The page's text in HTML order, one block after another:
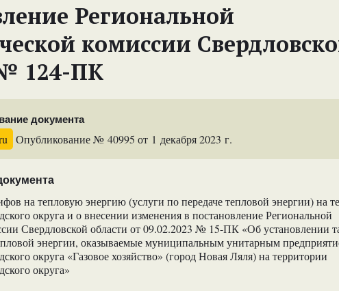
Региональной
комиссии
124-ПК
документа
Опубликование № 40995 от 1 декабря 2023 г.
на тепловую энергию (услуги по передаче тепловой энергии) на
округа и о внесении изменения в постановление Региональной
Свердловской области от 09.02.2023 № 15-ПК «Об установлении
энергии, оказываемые муниципальным унитарным
округа «Газовое хозяйство» (город Новая Ляля) на территории
округа»